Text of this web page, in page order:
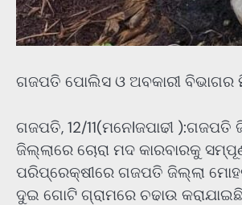
ଗଜପତି ପୋଲିସ ଓ ଅବକାରୀ ବିଭାଗର
ଗଜପତି, 12/11(ମନେlଜପାଢୀ
ଜିଲ୍ଲାରେ ଚୋରା ମଦ କାରବାରକୁ
ପରିପ୍ରେକ୍ଷୀରେ ଗଜପତି ଜିଲ୍ଲା
ଦୁଇ ଗୋଟି ଗ୍ରାମରେ ଚଢାଉ